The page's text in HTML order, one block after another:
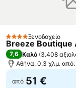
4 ΑστέριαΞενοδοχείο
Breeze Boutique
7,6 Καλό (3.408
Αθήνα, 0.3 χλμ.
από 51 €